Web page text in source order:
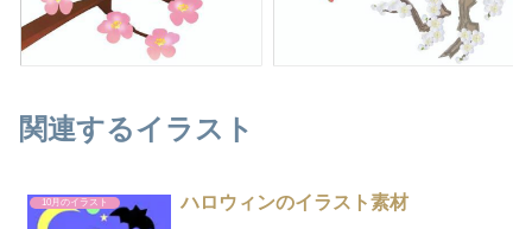
関連するイラスト
10月のイラスト ハロウィンのイラスト素材